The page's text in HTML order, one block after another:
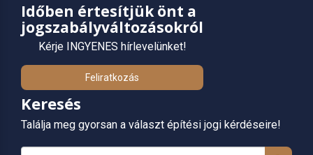
Időben értesítjük önt a
jogszabályváltozásokról
Kérje INGYENES hírlevelünket!
Feliratkozás
Keresés
Találja meg gyorsan a választ építési jogi kérdéseire!